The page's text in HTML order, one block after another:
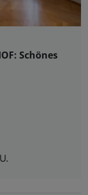
Schönes